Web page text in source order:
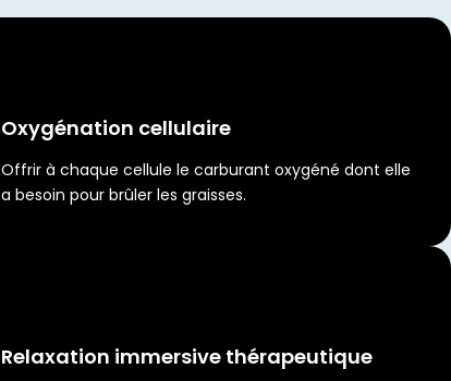
Oxygénation cellulaire
Offrir à chaque cellule le carburant oxygéné dont elle
a besoin pour brûler les graisses.
Relaxation immersive thérapeutique